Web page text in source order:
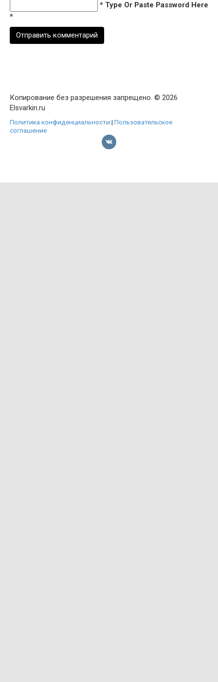
* Type Or Paste Password Here
*
Копирование без разрешения запрещено. © 2026
Elsvarkin.ru
Политика конфиденциальности | Пользовательское
соглашение